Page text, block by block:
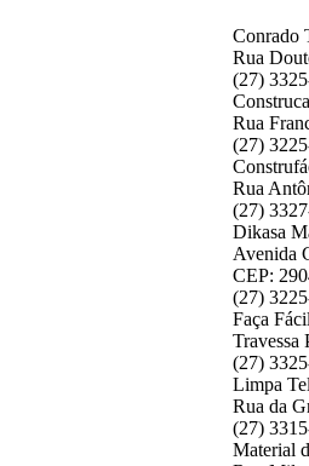
Conrado
Rua
(27)
Rua
(27)
Rua
(27)
Dikasa
Avenida
CEP:
(27)
Faça
Travessa
(27)
Limpa
Rua da
(27)
Material